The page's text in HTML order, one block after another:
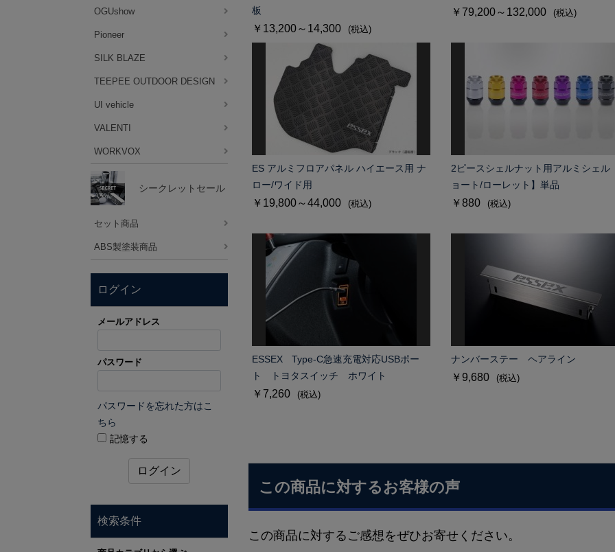
板
￥13,200～14,300 (税込)
￥79,200～132,000 (税込)
ES アルミフロアパネル ハイエース用 ナ
ロー/ワイド用
￥19,800～44,000 (税込)
2ピースシェルナット用アルミシェル
ョート/ローレット】単品
￥880 (税込)
ESSEX Type-C急速充電対応USBポー
ト トヨタスイッチ ホワイト
￥7,260 (税込)
ナンバーステー ヘアライン
￥9,680 (税込)
この商品に対するお客様の声
この商品に対するご感想をぜひお寄せください。
OGUshow
Pioneer
SILK BLAZE
TEEPEE OUTDOOR DESIGN
UI vehicle
VALENTI
WORKVOX
シークレットセール
セット商品
ABS製塗装商品
ログイン
メールアドレス
パスワード
パスワードを忘れた方はこ
ちら
記憶する
ログイン
検索条件